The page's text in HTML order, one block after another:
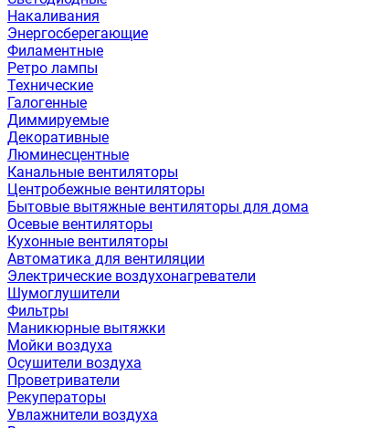
Накаливания
Энергосберегающие
Филаментные
Ретро лампы
Технические
Галогенные
Диммируемые
Декоративные
Люминесцентные
Канальные вентиляторы
Центробежные вентиляторы
Бытовые вытяжные вентиляторы для дома
Осевые вентиляторы
Кухонные вентиляторы
Автоматика для вентиляции
Электрические воздухонагреватели
Шумоглушители
Фильтры
Маникюрные вытяжки
Мойки воздуха
Осушители воздуха
Проветриватели
Рекуператоры
Увлажнители воздуха